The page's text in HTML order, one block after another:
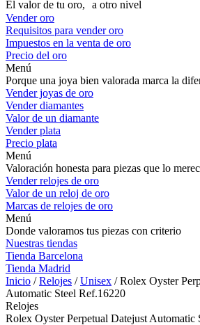
El valor de tu oro, a otro nivel
Vender oro
Requisitos para vender oro
Impuestos en la venta de oro
Precio del oro
Menú
Porque una joya bien valorada marca la
Vender joyas de oro
Vender diamantes
Valor de un diamante
Vender plata
Precio plata
Menú
Valoración honesta para piezas que lo
Vender relojes de oro
Valor de un reloj de oro
Marcas de relojes de oro
Menú
Donde valoramos tus piezas con criterio
Nuestras tiendas
Tienda Barcelona
Tienda Madrid
Inicio /Relojes /Unisex / Rolex Oyster
Automatic Steel Ref.16220
Relojes
Rolex Oyster Perpetual Datejust Automatic